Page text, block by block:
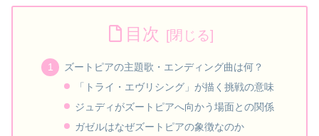
目次
ズートピアの主題歌・エンディング曲は何？
「トライ・エヴリシング」が描く挑戦の意味
ジュディがズートピアへ向かう場面との関係
ガゼルはなぜズートピアの象徴なのか